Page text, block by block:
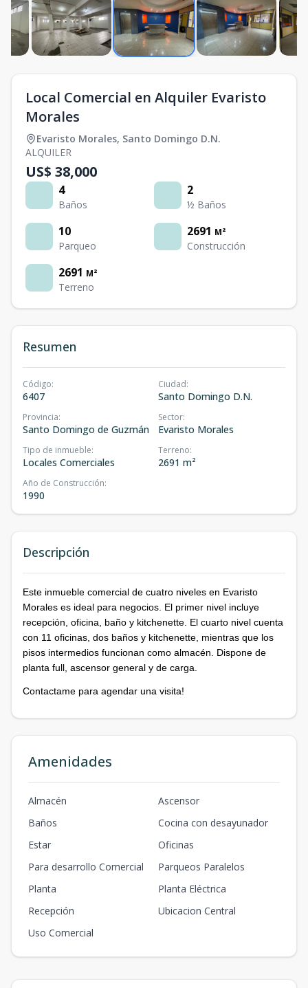
Local Comercial en Alquiler Evaristo
Morales
Evaristo Morales, Santo Domingo D.N.
ALQUILER
US$ 38,000
4
Baños
2
½ Baños
10
Parqueo
2691 M²
Construcción
2691 M²
Terreno
Resumen
Código:
6407
Ciudad:
Santo Domingo D.N.
Provincia:
Santo Domingo de Guzmán
Sector:
Evaristo Morales
Tipo de inmueble:
Locales Comerciales
Terreno:
2691 m²
Año de Construcción:
1990
Descripción
Este inmueble comercial de cuatro niveles en Evaristo
Morales es ideal para negocios. El primer nivel incluye
recepción, oficina, baño y kitchenette. El cuarto nivel cuenta
con 11 oficinas, dos baños y kitchenette, mientras que los
pisos intermedios funcionan como almacén. Dispone de
planta full, ascensor general y de carga.
Contactame para agendar una visita!
Amenidades
Almacén
Ascensor
Baños
Cocina con desayunador
Estar
Oficinas
Para desarrollo Comercial
Parqueos Paralelos
Planta
Planta Eléctrica
Recepción
Ubicacion Central
Uso Comercial